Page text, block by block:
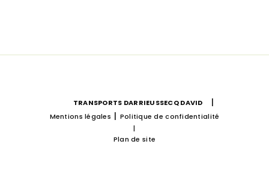
TRANSPORTS DARRIEUSSECQ DAVID |
Mentions légales | Politique de confidentialité
|
Plan de site